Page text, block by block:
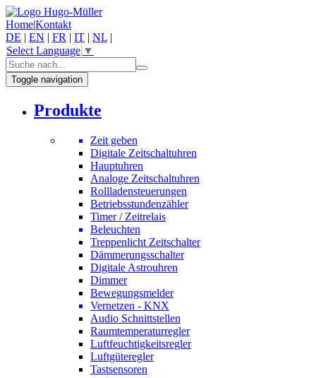
Home|Kontakt
DE | EN | FR | IT | NL |
Select Language ▼
Toggle navigation
Produkte
Zeit geben
Digitale Zeitschaltuhren
Hauptuhren
Analoge Zeitschaltuhren
Rollladensteuerungen
Betriebsstundenzähler
Timer / Zeitrelais
Beleuchten
Treppenlicht Zeitschalter
Dämmerungsschalter
Digitale Astrouhren
Dimmer
Bewegungsmelder
Vernetzen - KNX
Audio Schnittstellen
Raumtemperaturregler
Luftfeuchtigkeitsregler
Luftgüteregler
Tastsensoren